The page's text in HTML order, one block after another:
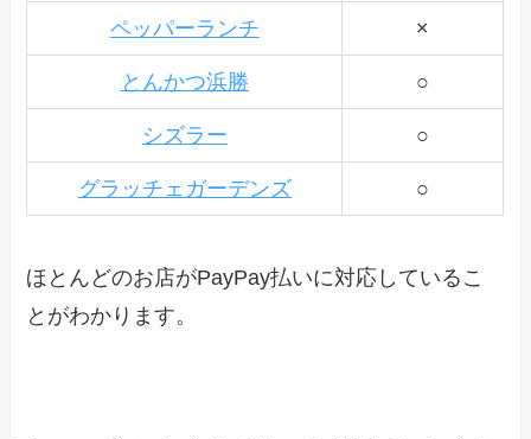
ペッパーランチ ×
とんかつ浜勝 ○
シズラー ○
グラッチェガーデンズ ○
ほとんどのお店がPayPay払いに対応しているこ
とがわかります。